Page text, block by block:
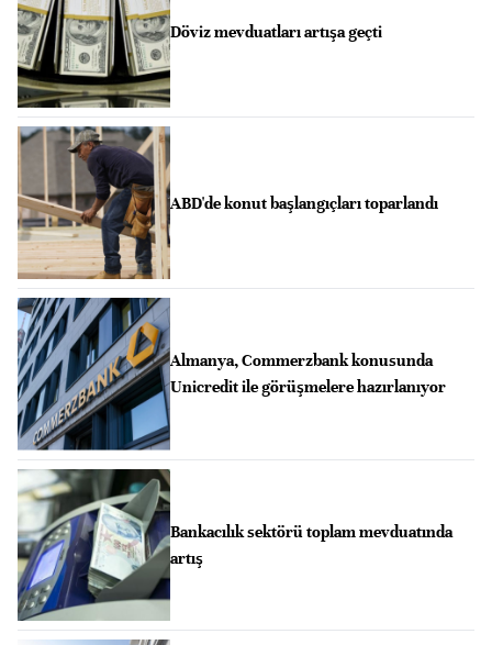
Döviz mevduatları artışa geçti
ABD'de konut başlangıçları toparlandı
Almanya, Commerzbank konusunda
Unicredit ile görüşmelere hazırlanıyor
Bankacılık sektörü toplam mevduatında
artış